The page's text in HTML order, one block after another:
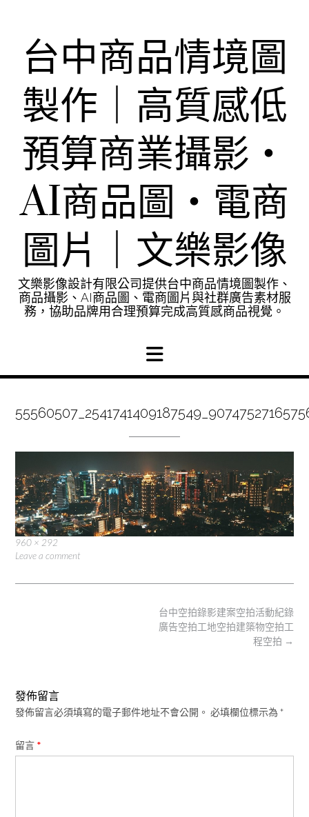
台中商品情境圖
製作｜高質感低
預算商業攝影・
AI商品圖・電商
圖片｜文樂影像
文樂影像設計有限公司提供台中商品情境圖製作、
商品攝影、AI商品圖、電商圖片與社群廣告素材服
務，協助品牌用合理預算完成高質感商品視覺。
Full
size
960 × 292
Leave a comment
台中空拍錄影建案空拍活動紀錄
廣告空拍工地空拍建築物空拍工
程空拍 →
發佈留言
發佈留言必須填寫的電子郵件地址不會公開。 必填欄位標示為 *
留言 *